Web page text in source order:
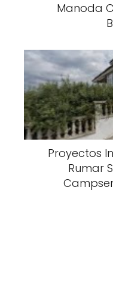
Manoda
Proyectos
Rumar